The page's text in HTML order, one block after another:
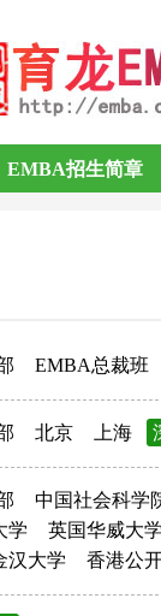
简章
EMBA招生简章
EMBA总裁班
北京 上海
中国社会科学
学
英国华威大学
汉大学
香港公